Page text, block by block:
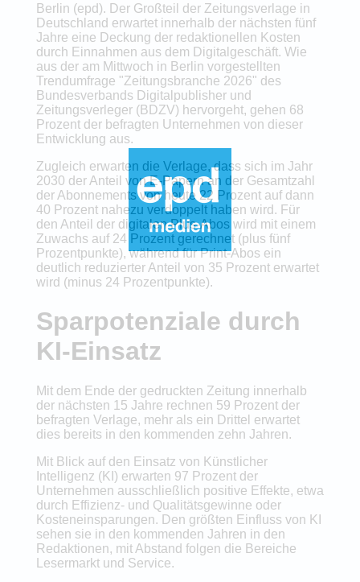
Berlin (epd). Der Großteil der Zeitungsverlage in
Deutschland erwartet innerhalb der nächsten fünf
Jahre eine Deckung der redaktionellen Kosten
durch Einnahmen aus dem Digitalgeschäft. Wie
aus der am Mittwoch in Berlin vorgestellten
Trendumfrage "Zeitungsbranche 2026" des
Bundesverbands Digitalpublisher und
Zeitungsverleger (BDZV) hervorgeht, gehen 68
Prozent der befragten Unternehmen von dieser
Entwicklung aus.
Zugleich erwarten die Verlage, dass sich im Jahr
2030 der Anteil von E-Papern an der Gesamtzahl
der Abonnements von heute 22 Prozent auf dann
40 Prozent nahezu verdoppelt haben wird. Für
den Anteil der digitalen Plus-Abos wird mit einem
Zuwachs auf 24 Prozent gerechnet (plus fünf
Prozentpunkte), während für Print-Abos ein
deutlich reduzierter Anteil von 35 Prozent erwartet
wird (minus 24 Prozentpunkte).
Sparpotenziale durch
KI-Einsatz
Mit dem Ende der gedruckten Zeitung innerhalb
der nächsten 15 Jahre rechnen 59 Prozent der
befragten Verlage, mehr als ein Drittel erwartet
dies bereits in den kommenden zehn Jahren.
Mit Blick auf den Einsatz von Künstlicher
Intelligenz (KI) erwarten 97 Prozent der
Unternehmen ausschließlich positive Effekte, etwa
durch Effizienz- und Qualitätsgewinne oder
Kosteneinsparungen. Den größten Einfluss von KI
sehen sie in den kommenden Jahren in den
Redaktionen, mit Abstand folgen die Bereiche
Lesermarkt und Service.